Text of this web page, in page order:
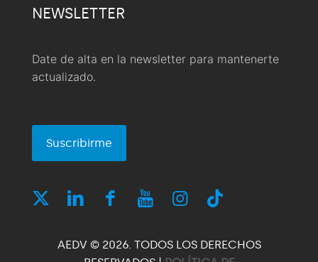
NEWSLETTER
Date de alta en la newsletter para mantenerte
actualizado.
Suscribirme
AEDV © 2026. TODOS LOS DERECHOS